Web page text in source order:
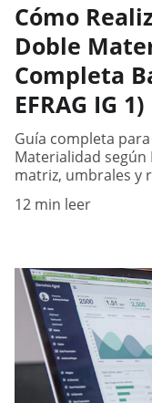
Cómo
Doble
Completa
EFRAG IG 1)
Guía completa
Materialidad según
matriz, umbrales y
12 min leer